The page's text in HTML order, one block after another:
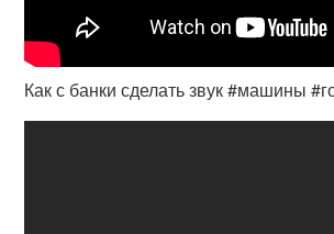
Как с банки сделать звук #машины